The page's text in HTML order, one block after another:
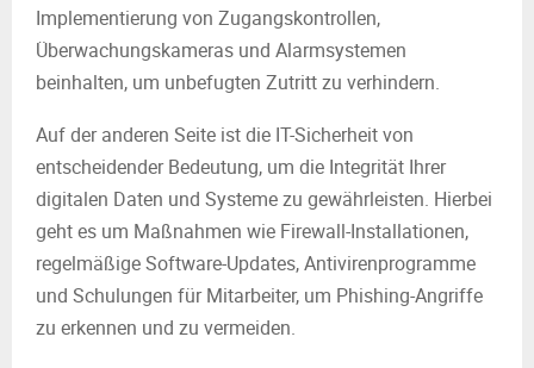
Implementierung von Zugangskontrollen,
Überwachungskameras und Alarmsystemen
beinhalten, um unbefugten Zutritt zu verhindern.
Auf der anderen Seite ist die IT-Sicherheit von
entscheidender Bedeutung, um die Integrität Ihrer
digitalen Daten und Systeme zu gewährleisten. Hierbei
geht es um Maßnahmen wie Firewall-Installationen,
regelmäßige Software-Updates, Antivirenprogramme
und Schulungen für Mitarbeiter, um Phishing-Angriffe
zu erkennen und zu vermeiden.